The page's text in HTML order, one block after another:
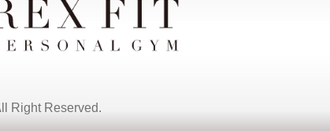
Right Reserved.